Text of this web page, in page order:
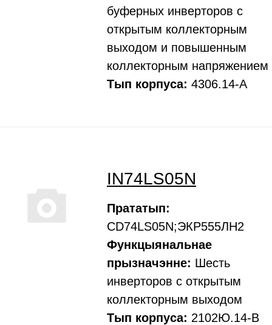
буферных инверторов с
открытым коллекторным
выходом и повышенным
коллекторным напряжением
Тып корпуса: 4306.14-А
IN74LS05N
Прататып:
CD74LS05N;ЭКР555ЛН2
Функцыянальнае
прызначэнне: Шесть
инверторов с открытым
коллекторным выходом
Тып корпуса: 2102Ю.14-В